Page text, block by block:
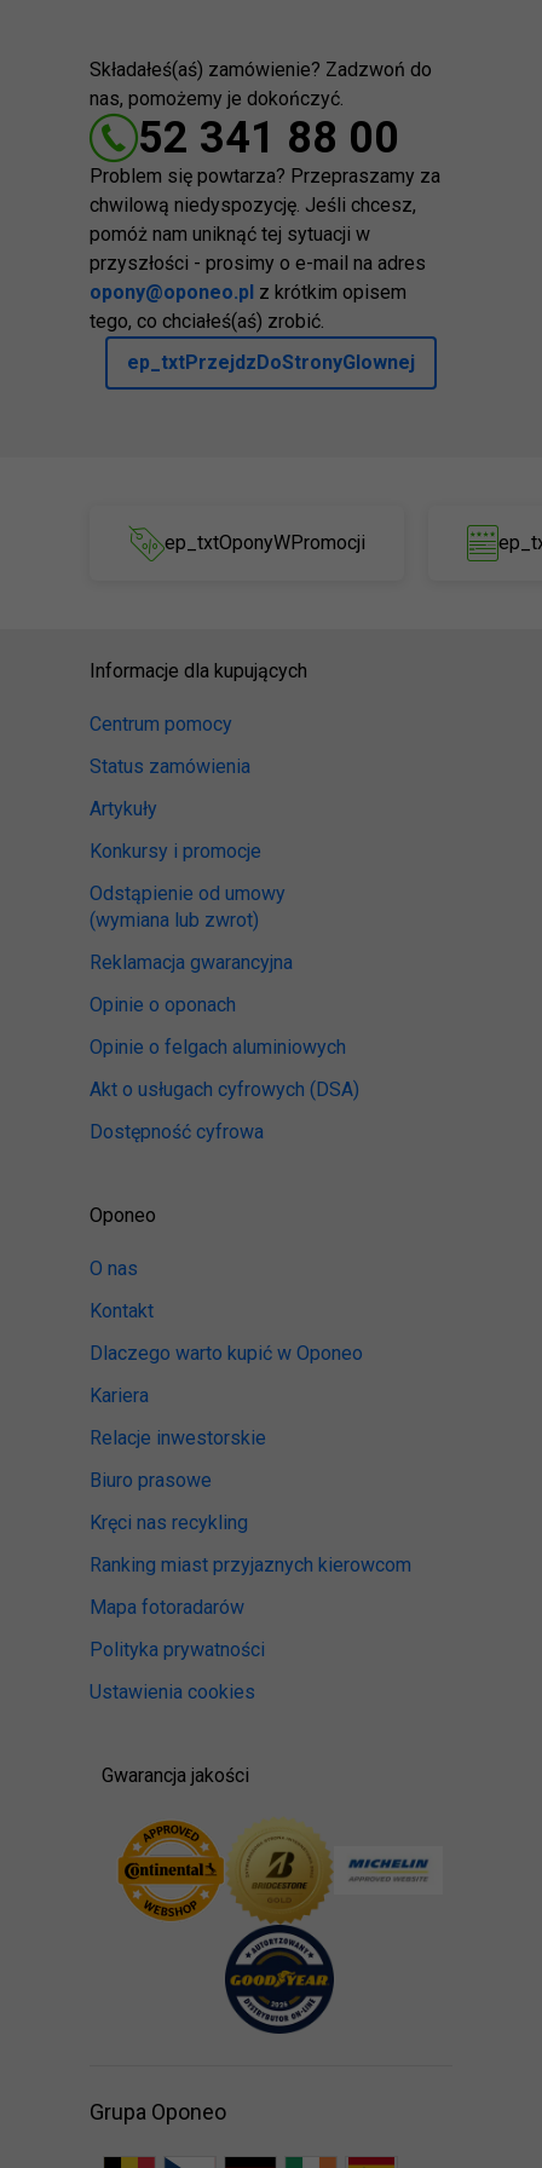
Składałeś(aś) zamówienie? Zadzwoń do
nas, pomożemy je dokończyć.
52 341 88 00
Problem się powtarza? Przepraszamy za
chwilową niedyspozycję. Jeśli chcesz,
pomóż nam uniknąć tej sytuacji w
przyszłości - prosimy o e-mail na adres
opony@oponeo.pl z krótkim opisem
tego, co chciałeś(aś) zrobić.
ep_txtPrzejdzDoStronyGlownej
ep_txtOponyWPromocji
Informacje dla kupujących
Centrum pomocy
Status zamówienia
Artykuły
Konkursy i promocje
Odstąpienie od umowy
(wymiana lub zwrot)
Reklamacja gwarancyjna
Opinie o oponach
Opinie o felgach aluminiowych
Akt o usługach cyfrowych (DSA)
Dostępność cyfrowa
Oponeo
O nas
Kontakt
Dlaczego warto kupić w Oponeo
Kariera
Relacje inwestorskie
Biuro prasowe
Kręci nas recykling
Ranking miast przyjaznych kierowcom
Mapa fotoradarów
Polityka prywatności
Ustawienia cookies
Gwarancja jakości
Grupa Oponeo